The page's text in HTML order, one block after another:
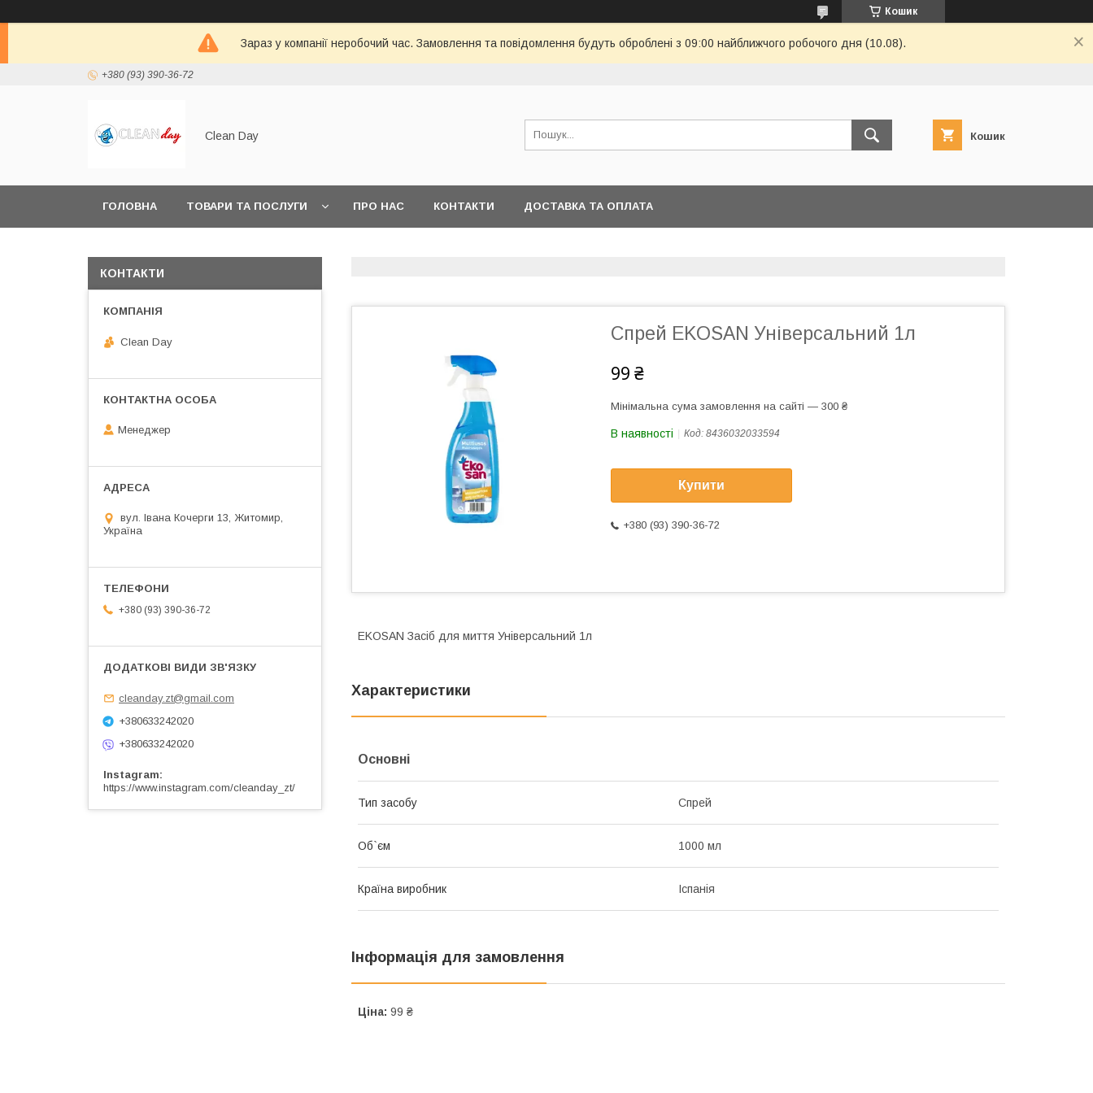
Кошик
Зараз у компанії неробочий час. Замовлення та повідомлення будуть оброблені з 09:00 найближчого робочого дня (10.08).
+380 (93) 390-36-72
Clean Day Кошик
ГОЛОВНА ТОВАРИ ТА ПОСЛУГИ ПРО НАС КОНТАКТИ ДОСТАВКА ТА ОПЛАТА
Спрей EKOSAN Універсальний 1л
99 ₴
Мінімальна сума замовлення на сайті — 300 ₴
В наявності Код: 8436032033594
Купити
+380 (93) 390-36-72
EKOSAN Засіб для миття Універсальний 1л
Характеристики
Основні
Тип засобу Спрей
Об`єм 1000 мл
Країна виробник Іспанія
Інформація для замовлення
Ціна: 99 ₴
КОНТАКТИ
Clean Day
Менеджер
вул. Івана Кочерги 13, Житомир,
Україна
+380 (93) 390-36-72
cleanday.zt@gmail.com
+380633242020
+380633242020
Instagram
https://www.instagram.com/cleanday_zt/